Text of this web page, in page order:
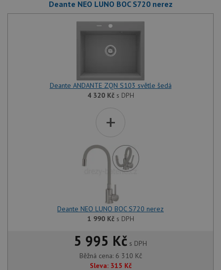
Deante NEO LUNO BOC S720 nerez
Deante ANDANTE ZQN S103 světle šedá
4 320 Kčs DPH
+
Deante NEO LUNO BOC S720 nerez
1 990 Kčs DPH
5 995 Kč s DPH
Běžná cena: 6 310 Kč
Sleva: 315 Kč